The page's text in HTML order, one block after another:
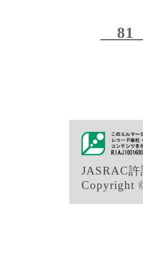
81
JASRAC
Copyright